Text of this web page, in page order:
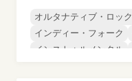
オルタナティブ・ロック
インディー・フォーク
インストゥルメンタル